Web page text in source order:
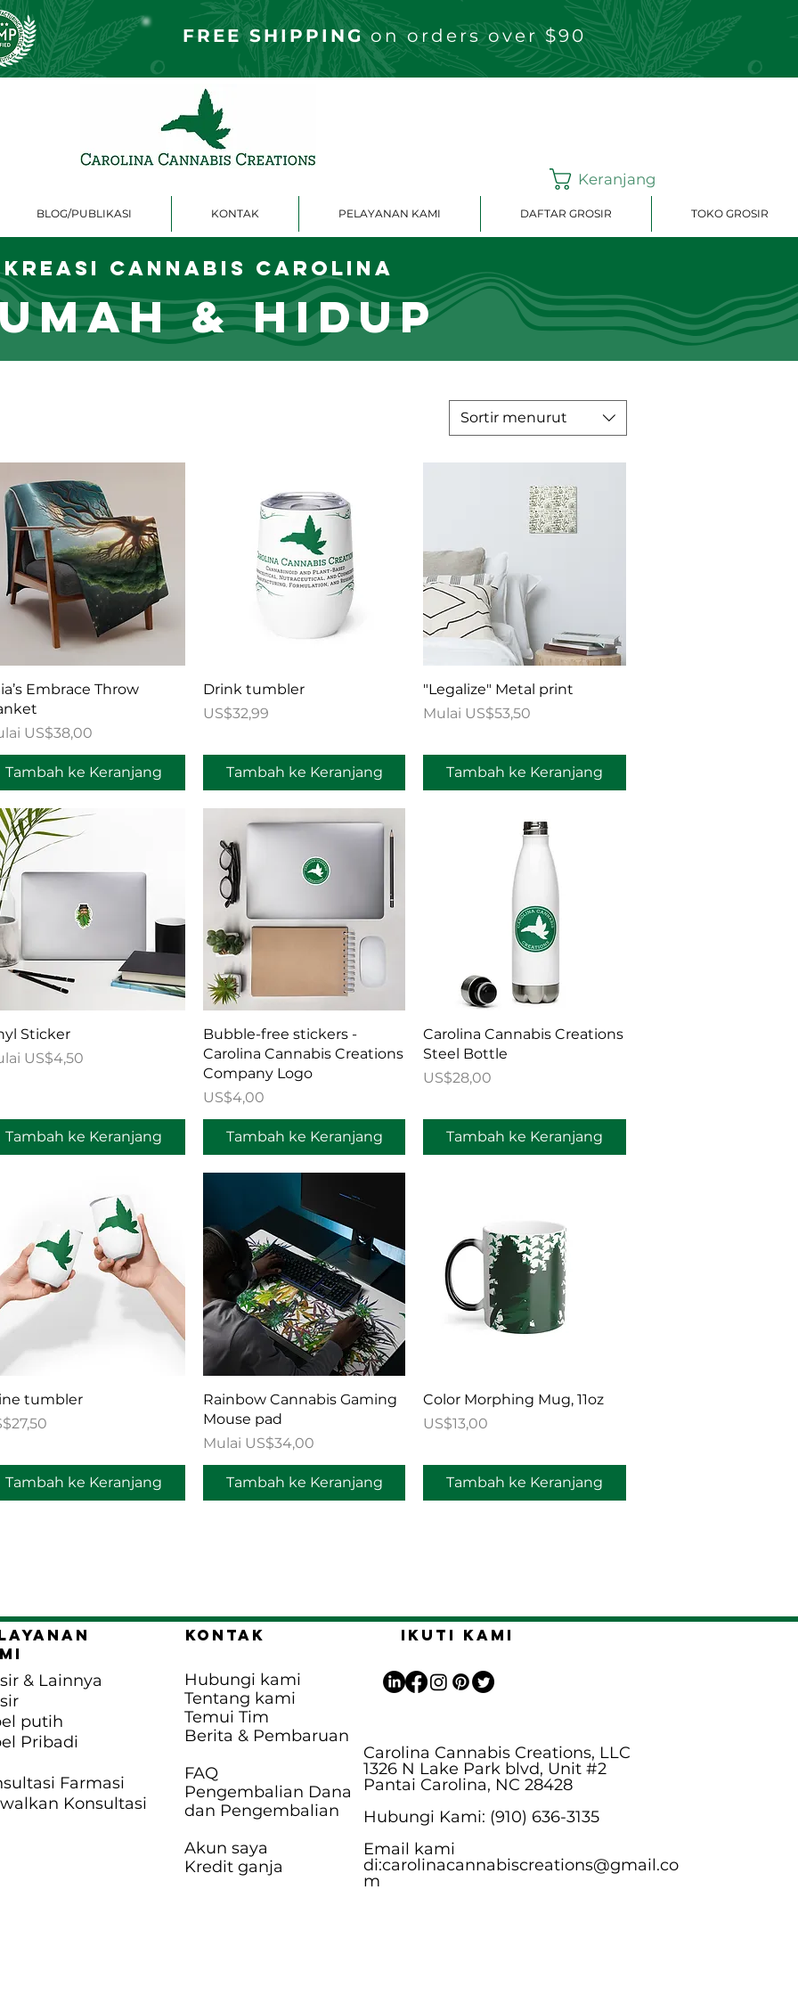
FREE SHIPPINGon orders over $90
Keranjang
BLOG/PUBLIKASI KONTAK PELAYANAN KAMI DAFTAR GROSIR TOKO GROSIR
Kreasi Cannabis Carolina
& Hidup
Sortir menurut
Tampilan Cepat
Embrace Throw
US$38,00
Promosi
Tambah ke Keranjang
Tampilan Cepat
Drink tumbler
Harga
US$32,99
Tambah ke Keranjang
Tampilan Cepat
"Legalize" Metal print
Mulai US$53,50
Harga Promosi
Tambah ke Keranjang
Tampilan Cepat
Sticker
US$4,50
Promosi
Tambah ke Keranjang
Tampilan Cepat
Bubble-free stickers -
Carolina Cannabis Creations
Company Logo
Harga
US$4,00
Tambah ke Keranjang
Tampilan Cepat
Carolina Cannabis Creations
Steel Bottle
Harga
US$28,00
Tambah ke Keranjang
Tampilan Cepat
tumbler
Tambah ke Keranjang
Tampilan Cepat
Rainbow Cannabis Gaming
Mouse pad
Mulai US$34,00
Harga Promosi
Tambah ke Keranjang
Tampilan Cepat
Color Morphing Mug, 11oz
Harga
US$13,00
Tambah ke Keranjang
& Lainnya
putih
Pribadi
Farmasi
Konsultasi
Kontak
Hubungi kami
Tentang kami
Temui Tim
Berita & Pembaruan
FAQ
Pengembalian Dana
dan Pengembalian
Akun saya
Kredit ganja
Ikuti kami
Carolina Cannabis Creations, LLC
1326 N Lake Park blvd, Unit #2
Pantai Carolina, NC 28428
Hubungi Kami: (910) 636-3135
Email kami
di:carolinacannabiscreations@gmail.co
m